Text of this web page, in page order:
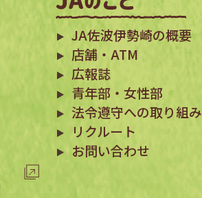
JA佐波伊勢崎の概要
店舗・ATM
広報誌
青年部・女性部
法令遵守への取り組み
リクルート
お問い合わせ